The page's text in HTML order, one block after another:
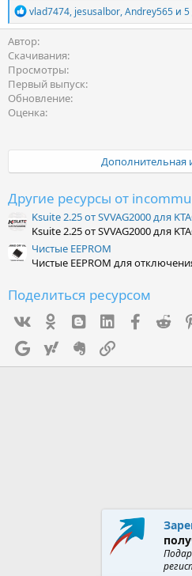
Р
е
к
ц
и
и
:
vlad7474, jesusalbor,Andrey565 и 5
Автор
Скачивания
Просмотры
Первый выпуск
Обновление
Оценка
Дополнительная
Другие ресурсы от
Ksuite 2.25 от SVVAG2000 для
Ksuite 2.25 от SVVAG2000 для
Чистые EEPROM
Чистые EEPROM для
Поделиться ресурсом
Ok mes_blogger
Linked In
Google Yahoo Evernote